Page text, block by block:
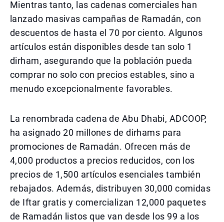
Mientras tanto, las cadenas comerciales han
lanzado masivas campañas de Ramadán, con
descuentos de hasta el 70 por ciento. Algunos
artículos están disponibles desde tan solo 1
dirham, asegurando que la población pueda
comprar no solo con precios estables, sino a
menudo excepcionalmente favorables.
La renombrada cadena de Abu Dhabi, ADCOOP,
ha asignado 20 millones de dirhams para
promociones de Ramadán. Ofrecen más de
4,000 productos a precios reducidos, con los
precios de 1,500 artículos esenciales también
rebajados. Además, distribuyen 30,000 comidas
de Iftar gratis y comercializan 12,000 paquetes
de Ramadán listos que van desde los 99 a los